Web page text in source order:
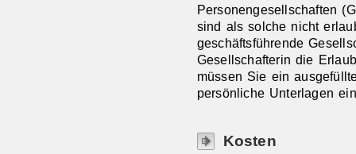
Personengesellschaften
sind als solche nicht
geschäftsführende
Gesellschafterin die
müssen Sie ein
persönliche Unterlagen
Kosten